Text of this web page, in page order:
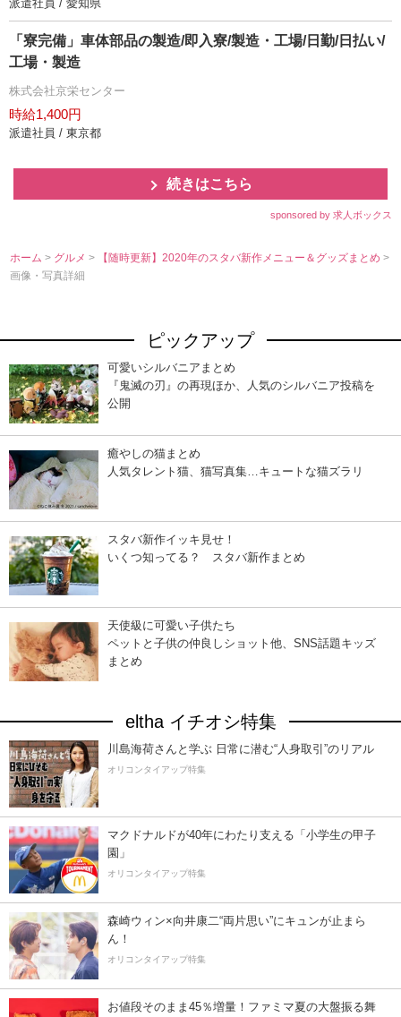
派遣社員 / 愛知県
「寮完備」車体部品の製造/即入寮/製造・工場/日勤/日払い/
工場・製造
株式会社京栄センター
時給1,400円
派遣社員 / 東京都
続きはこちら
sponsored by 求人ボックス
ホーム > グルメ> 【随時更新】2020年のスタバ新作メニュー＆グッズまとめ>
画像・写真詳細
ピックアップ
可愛いシルバニアまとめ
『鬼滅の刃』の再現ほか、人気のシルバニア投稿を
公開
癒やしの猫まとめ
人気タレント猫、猫写真集…キュートな猫ズラリ
スタバ新作イッキ見せ！
いくつ知ってる？ スタバ新作まとめ
天使級に可愛い子供たち
ペットと子供の仲良しショット他、SNS話題キッズ
まとめ
eltha イチオシ特集
川島海荷さんと学ぶ 日常に潜む“人身取引”のリアル
オリコンタイアップ特集
マクドナルドが40年にわたり支える「小学生の甲子
園」
オリコンタイアップ特集
森崎ウィン×向井康二“両片思い”にキュンが止まら
ん！
オリコンタイアップ特集
お値段そのまま45％増量！ファミマ夏の大盤振る舞